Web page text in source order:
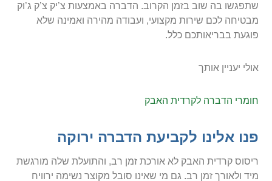
שתפגשו בה שוב בזמן הקרוב. הדברה באמצעות צ’יק צ’ק ג’וק
מבטיחה לכם שירות מקצועי, ועבודה מהירה ואמינה שלא
פוגעת בבריאותכם כלל.
אולי יעניין אותך
חומרי הדברה לקרדית האבק
פנו אלינו לקביעת הדברה ירוקה
ריסוס קרדית האבק לא אורכת זמן רב, והתועלת שלה מורגשת
מיד ולאורך זמן רב. גם מי שאינו סובל מקוצר נשימה ירוויח